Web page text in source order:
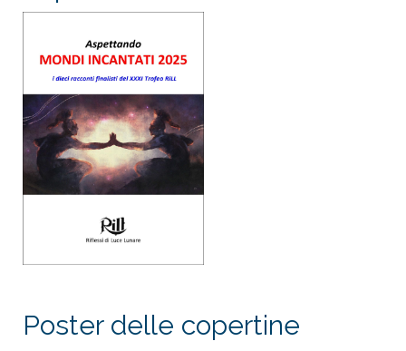
Poster delle copertine